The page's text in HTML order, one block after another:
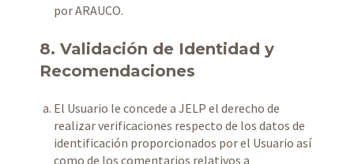
por ARAUCO.
8. Validación de Identidad y
Recomendaciones
El Usuario le concede a JELP el derecho de
realizar verificaciones respecto de los datos de
identificación proporcionados por el Usuario así
como de los comentarios relativos a